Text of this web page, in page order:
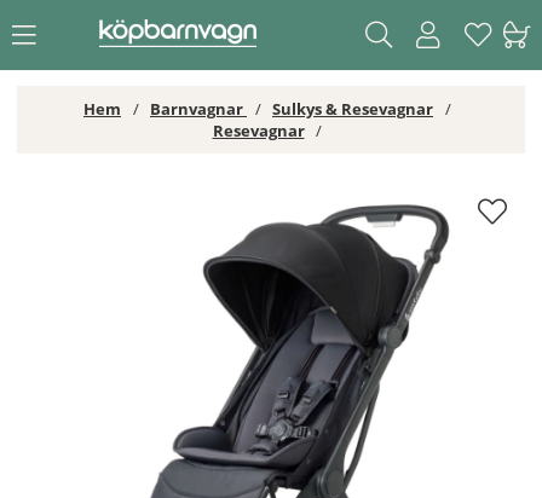
Hem Barnvagnar
Sulkys & Resevagnar
Resevagnar